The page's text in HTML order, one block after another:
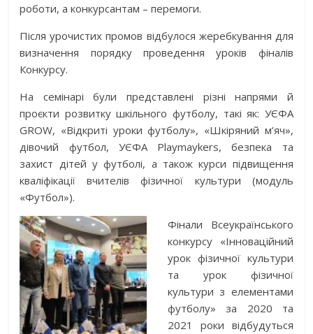
роботи, а конкурсантам – перемоги.
Після урочистих промов відбулося жеребкування для
визначення порядку проведення уроків фіналів
Конкурсу.
На семінарі були представлені різні напрями й
проєкти розвитку шкільного футболу, такі як: УЄФА
GROW, «Відкриті уроки футболу», «Шкіряний м’яч»,
дівочий футбол, УЄФА Playmaykers, безпека та
захист дітей у футболі, а також курси підвищення
кваліфікації вчителів фізичної культури (модуль
«Футбол»).
Фінали Всеукраїнського
конкурсу «Інноваційний
урок фізичної культури
та урок фізичної
культури з елементами
футболу» за 2020 та
2021 роки відбудуться